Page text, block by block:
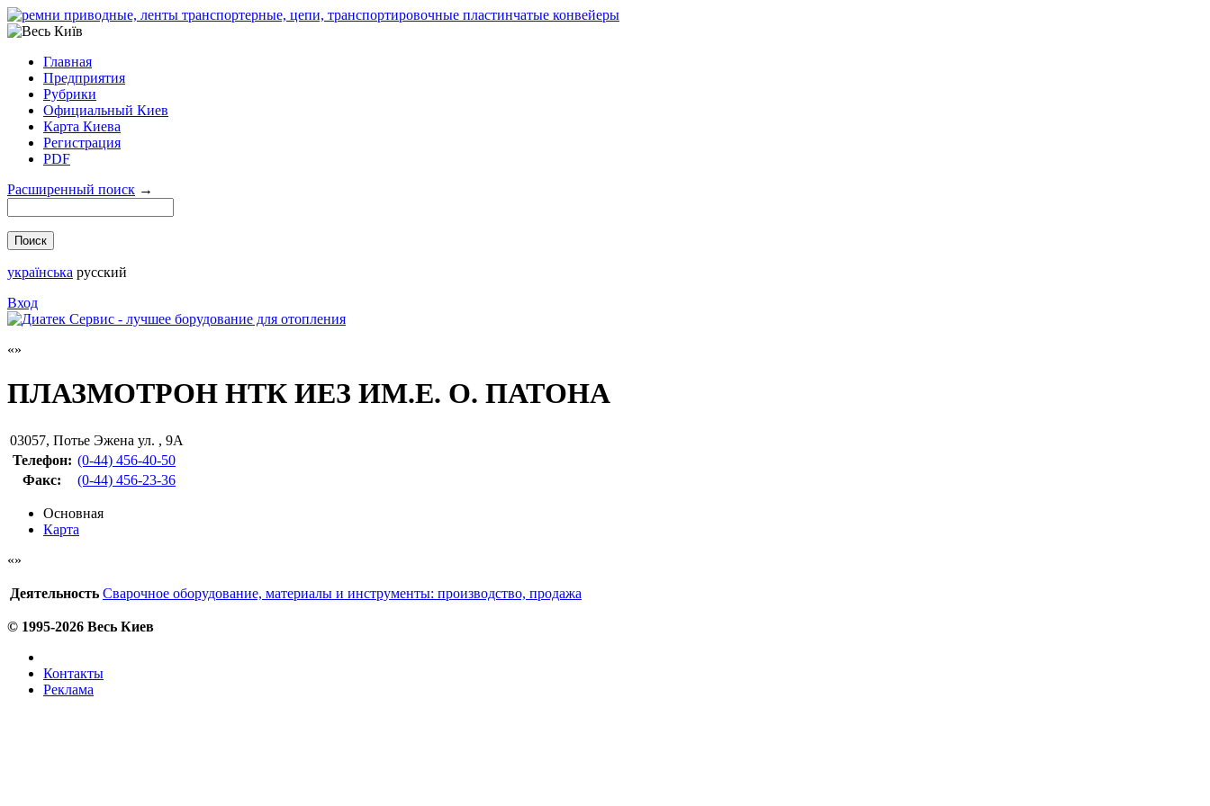
Главная
Предприятия
Рубрики
Официальный Киев
Карта Киева
Регистрация
PDF
Расширенный поиск →
українська русский
Вход
ПЛАЗМОТРОН НТК ИЕЗ ИМ.Е. О. ПАТОНА
03057, Потье Эжена ул. , 9А
Телефон: (0-44) 456-40-50
Факс: (0-44) 456-23-36
Основная
Карта
Деятельность Сварочное оборудование, материалы и инструменты: производство, продажа
© 1995-2026 Весь Киев
Контакты
Реклама